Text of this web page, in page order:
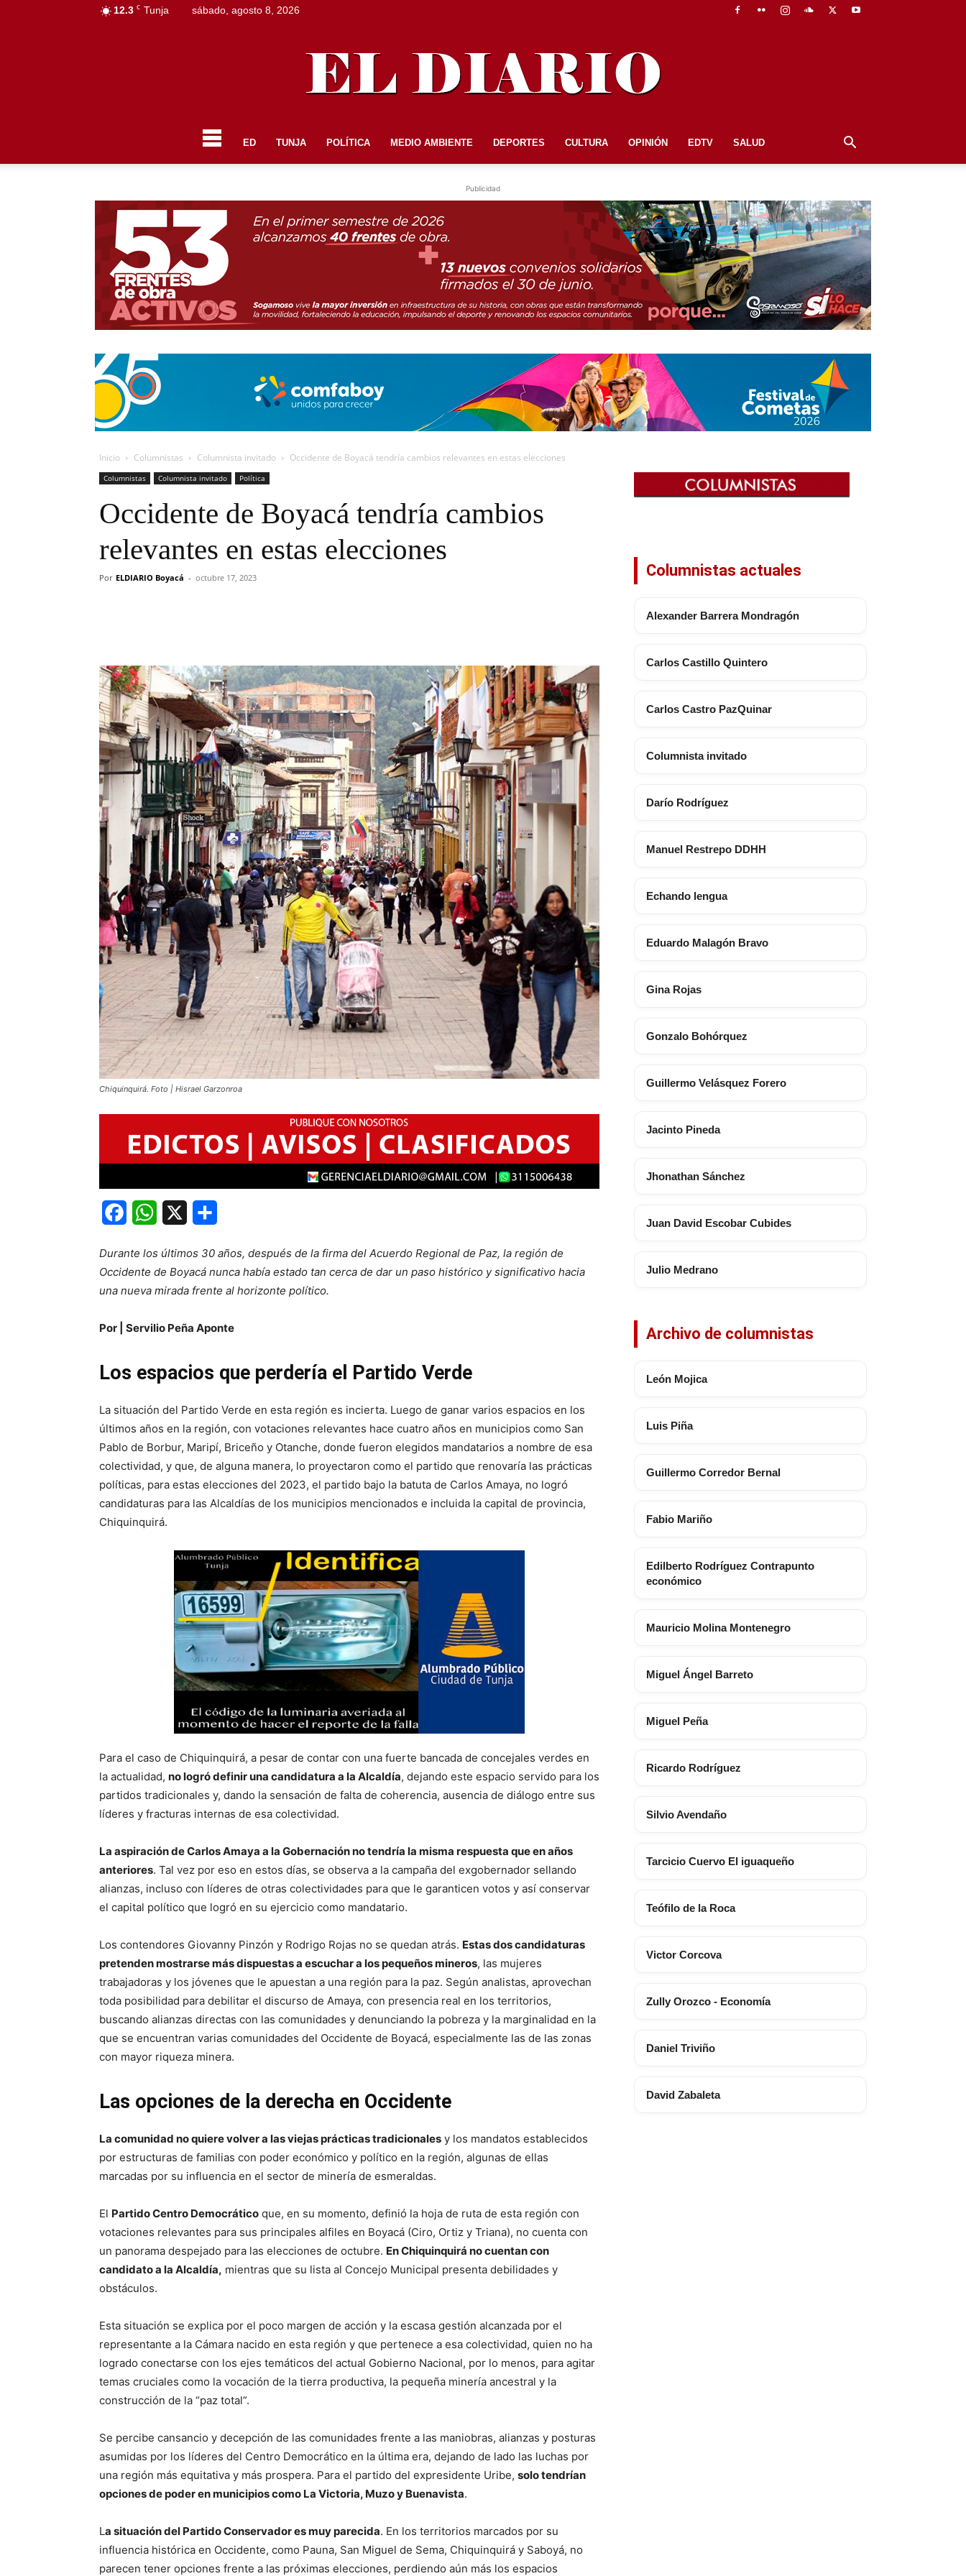
12.3 C Tunja sábado, agosto 8, 2026
DIARIO
ED TUNJA POLÍTICA MEDIO AMBIENTE DEPORTES CULTURA OPINIÓN EDTV SALUD
Publicidad
Inicio Columnistas Columnista invitado Occidente de Boyacá tendría cambios relevantes en estas elecciones
Columnistas Columnista invitado Política
Occidente de Boyacá tendría cambios
relevantes en estas elecciones
Por ELDIARIO Boyacá - octubre 17, 2023
Chiquinquirá. Foto | Hisrael Garzonroa
FacebookWhatsApp
Durante los últimos 30 años, después de la firma del Acuerdo Regional de Paz, la región de
Occidente de Boyacá nunca había estado tan cerca de dar un paso histórico y significativo hacia
una nueva mirada frente al horizonte político.
Por | Servilio Peña Aponte
Los espacios que perdería el Partido Verde
La situación del Partido Verde en esta región es incierta. Luego de ganar varios espacios en los
últimos años en la región, con votaciones relevantes hace cuatro años en municipios como San
Pablo de Borbur, Maripí, Briceño y Otanche, donde fueron elegidos mandatarios a nombre de esa
colectividad, y que, de alguna manera, lo proyectaron como el partido que renovaría las prácticas
políticas, para estas elecciones del 2023, el partido bajo la batuta de Carlos Amaya, no logró
candidaturas para las Alcaldías de los municipios mencionados e incluida la capital de provincia,
Chiquinquirá.
Para el caso de Chiquinquirá, a pesar de contar con una fuerte bancada de concejales verdes en
la actualidad, no logró definir una candidatura a la Alcaldía, dejando este espacio servido para los
partidos tradicionales y, dando la sensación de falta de coherencia, ausencia de diálogo entre sus
líderes y fracturas internas de esa colectividad.
La aspiración de Carlos Amaya a la Gobernación no tendría la misma respuesta que en años
anteriores. Tal vez por eso en estos días, se observa a la campaña del exgobernador sellando
alianzas, incluso con líderes de otras colectividades para que le garanticen votos y así conservar
el capital político que logró en su ejercicio como mandatario.
Los contendores Giovanny Pinzón y Rodrigo Rojas no se quedan atrás. Estas dos candidaturas
pretenden mostrarse más dispuestas a escuchar a los pequeños mineros, las mujeres
trabajadoras y los jóvenes que le apuestan a una región para la paz. Según analistas, aprovechan
toda posibilidad para debilitar el discurso de Amaya, con presencia real en los territorios,
buscando alianzas directas con las comunidades y denunciando la pobreza y la marginalidad en la
que se encuentran varias comunidades del Occidente de Boyacá, especialmente las de las zonas
con mayor riqueza minera.
Las opciones de la derecha en Occidente
La comunidad no quiere volver a las viejas prácticas tradicionales y los mandatos establecidos
por estructuras de familias con poder económico y político en la región, algunas de ellas
marcadas por su influencia en el sector de minería de esmeraldas.
El Partido Centro Democrático que, en su momento, definió la hoja de ruta de esta región con
votaciones relevantes para sus principales alfiles en Boyacá (Ciro, Ortiz y Triana), no cuenta con
un panorama despejado para las elecciones de octubre. En Chiquinquirá no cuentan con
candidato a la Alcaldía, mientras que su lista al Concejo Municipal presenta debilidades y
obstáculos.
Esta situación se explica por el poco margen de acción y la escasa gestión alcanzada por el
representante a la Cámara nacido en esta región y que pertenece a esa colectividad, quien no ha
logrado conectarse con los ejes temáticos del actual Gobierno Nacional, por lo menos, para agitar
temas cruciales como la vocación de la tierra productiva, la pequeña minería ancestral y la
construcción de la “paz total”.
Se percibe cansancio y decepción de las comunidades frente a las maniobras, alianzas y posturas
asumidas por los líderes del Centro Democrático en la última era, dejando de lado las luchas por
una región más equitativa y más prospera. Para el partido del expresidente Uribe, solo tendrían
opciones de poder en municipios como La Victoria, Muzo y Buenavista.
La situación del Partido Conservador es muy parecida. En los territorios marcados por su
influencia histórica en Occidente, como Pauna, San Miguel de Sema, Chiquinquirá y Saboyá, no
parecen tener opciones frente a las próximas elecciones, perdiendo aún más los espacios
Columnistas actuales
Alexander Barrera Mondragón
Carlos Castillo Quintero
Carlos Castro PazQuinar
Columnista invitado
Darío Rodríguez
Manuel Restrepo DDHH
Echando lengua
Eduardo Malagón Bravo
Gina Rojas
Gonzalo Bohórquez
Guillermo Velásquez Forero
Jacinto Pineda
Jhonathan Sánchez
Juan David Escobar Cubides
Julio Medrano
Archivo de columnistas
León Mojica
Luis Piña
Guillermo Corredor Bernal
Fabio Mariño
Edilberto Rodríguez Contrapunto
económico
Mauricio Molina Montenegro
Miguel Ángel Barreto
Miguel Peña
Ricardo Rodríguez
Silvio Avendaño
Tarcicio Cuervo El iguaqueño
Teófilo de la Roca
Victor Corcova
Zully Orozco - Economía
Daniel Triviño
David Zabaleta